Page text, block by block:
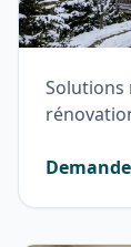
Solutions